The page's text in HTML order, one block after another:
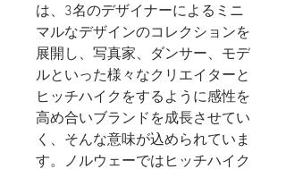
は、3名のデザイナーによるミニ
マルなデザインのコレクションを
展開し、写真家、ダンサー、モデ
ルといった様々なクリエイターと
ヒッチハイクをするように感性を
高め合いブランドを成長させてい
く、そんな意味が込められていま
す。ノルウェーではヒッチハイク